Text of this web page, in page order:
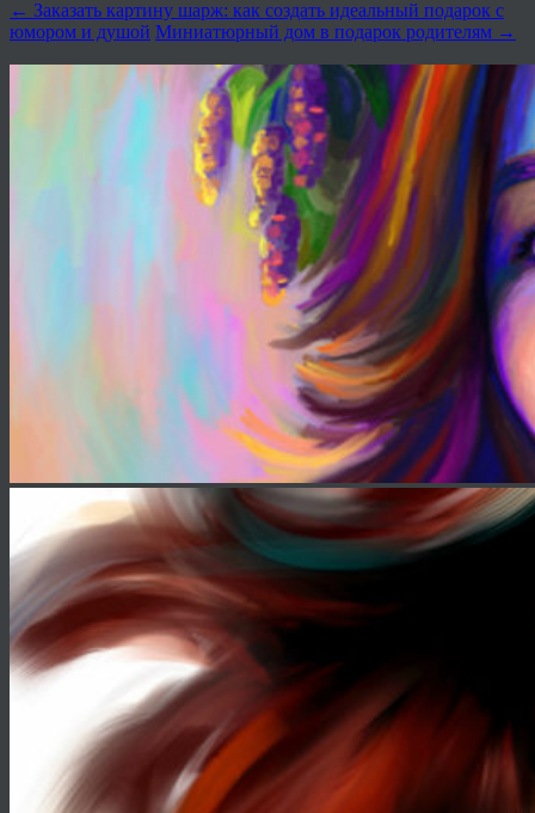
← Заказать картину шарж: как создать идеальный подарок с
юмором и душой Миниатюрный дом в подарок родителям →